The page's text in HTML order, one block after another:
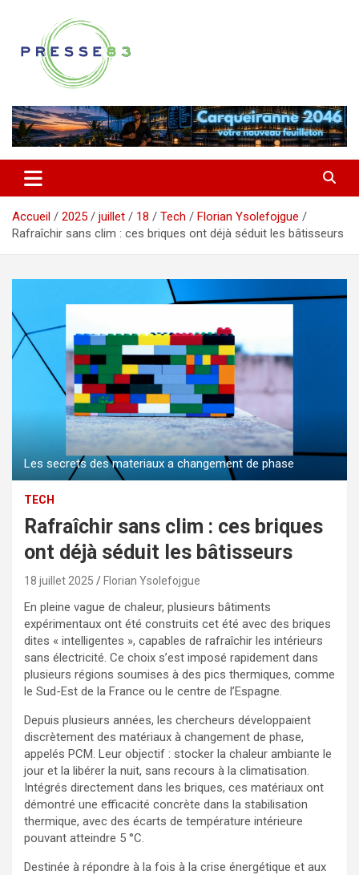
contenu
Presse 83
Accueil 2025 juillet 18 Tech
Florian Ysolefojgue
Rafraîchir sans clim : ces briques ont déjà séduit les bâtisseurs
Les secrets des materiaux a changement de phase
TECH
Rafraîchir sans clim : ces briques
ont déjà séduit les bâtisseurs
18 juillet 2025 Florian Ysolefojgue
En pleine vague de chaleur, plusieurs bâtiments
expérimentaux ont été construits cet été avec des briques
dites « intelligentes », capables de rafraîchir les intérieurs
sans électricité. Ce choix s’est imposé rapidement dans
plusieurs régions soumises à des pics thermiques, comme
le Sud-Est de la France ou le centre de l’Espagne.
Depuis plusieurs années, les chercheurs développaient
discrètement des matériaux à changement de phase,
appelés PCM. Leur objectif : stocker la chaleur ambiante le
jour et la libérer la nuit, sans recours à la climatisation.
Intégrés directement dans les briques, ces matériaux ont
démontré une efficacité concrète dans la stabilisation
thermique, avec des écarts de température intérieure
pouvant atteindre 5 °C.
Destinée à répondre à la fois à la crise énergétique et aux